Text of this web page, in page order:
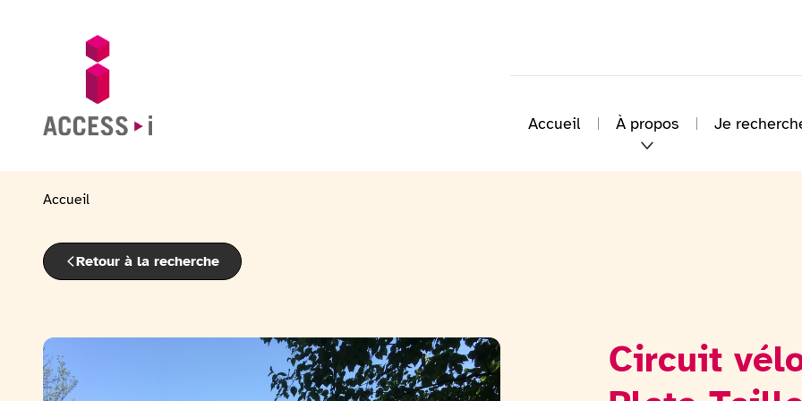
Accueil À propos Je
Accueil
Retour à la recherche
Voir la galerie d'image Voir la galerie d'imageCircuit